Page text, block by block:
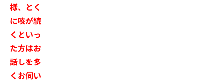
様、とく
に咳が続
くといっ
た方はお
話しを多
くお伺い